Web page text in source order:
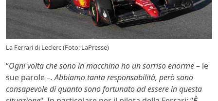
La Ferrari di Leclerc (Foto: LaPresse)
“Ogni volta che sono in macchina ho un sorriso enorme– le
sue parole –. Abbiamo tanta responsabilità, però sono
consapevole di quanto sono fortunato ad essere in questa